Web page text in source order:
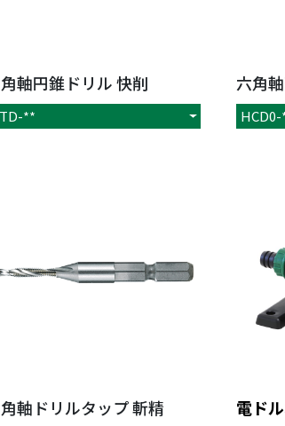
軸円錐ドリル 快削
**
六角
軸ドリルタップ 斬精 電ド